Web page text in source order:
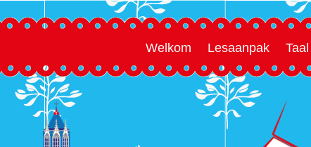
Welkom Lesaanpak